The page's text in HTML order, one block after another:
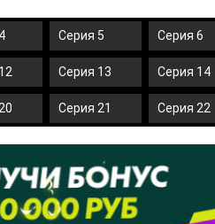
Серия 5 Серия 6
Серия 13 Серия 14
Серия 21 Серия 22